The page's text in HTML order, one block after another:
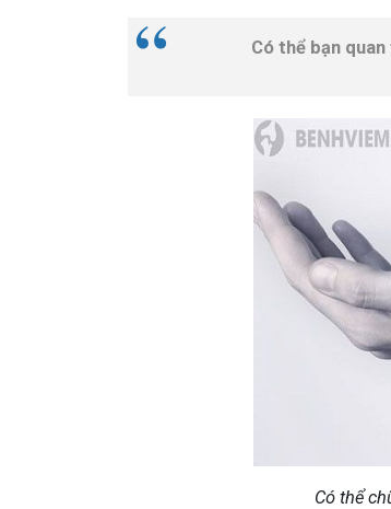
Có thể bạn quan
Có thể